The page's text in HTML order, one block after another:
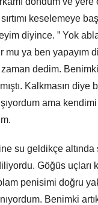
keselemeye
diyince. ” Yok
mu ya ben yapayım
dedim.
Kalkmasın diye
ama kendimi
su geldikçe altında
Göğüs uçları
penisimi doğru
Benimki